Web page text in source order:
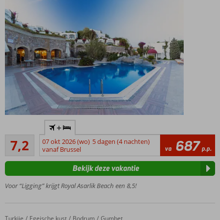
bad en
de
sauna
zee
Op
loopafstand
centrum
van
Gümbet
7,2Voldoende/goed
39
beoordelingen
+
07 okt 2026 (wo) 5 dagen (4 nachten)
vanaf Brussel
va 687 p.p.
Voor “Ligging” krijgt Royal Asarlik Beach een 8,5!
Bekijk deze vakantie
Home
Turkije Egeische kust Bodrum Gumbet
Tropicana Beach